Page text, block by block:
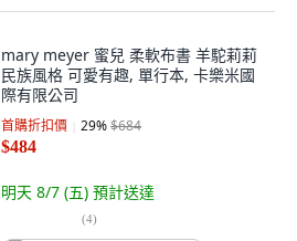
mary meyer 蜜兒 柔軟布書 羊駝莉莉
民族風格 可愛有趣, 單行本, 卡樂米國
際有限公司
首購折扣價 29%$684
$484
明天 8/7 (五) 預計送達
(4)